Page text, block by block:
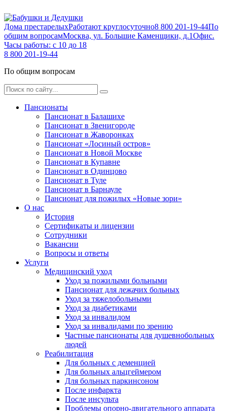
Дома престарелыхРаботают круглосуточно8 800 201-19-44По
общим вопросамМосква, ул. Большие Каменщики, д.1Офис.
Часы работы: с 10 до 18
8 800 201-19-44
По общим вопросам
Пансионаты
Пансионат в Балашихе
Пансионат в Звенигороде
Пансионат в Жаворонках
Пансионат «Лосиный остров»
Пансионат в Новой Москве
Пансионат в Купавне
Пансионат в Одинцово
Пансионат в Туле
Пансионат в Барнауле
Пансионат для пожилых «Новые зори»
О нас
История
Сертификаты и лицензии
Сотрудники
Вакансии
Вопросы и ответы
Услуги
Медицинский уход
Уход за пожилыми больными
Пансионат для лежачих больных
Уход за тяжелобольными
Уход за диабетиками
Уход за инвалидом
Уход за инвалидами по зрению
Частные пансионаты для душевнобольных
людей
Реабилитация
Для больных с деменцией
Для больных альцгеймером
Для больных паркинсоном
После инфаркта
После инсульта
Проблемы опорно-двигательного аппарата